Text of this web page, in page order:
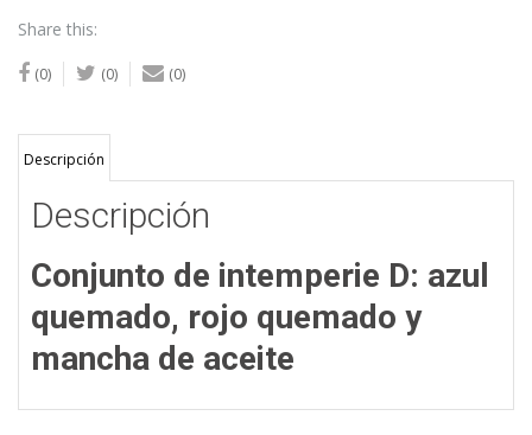
Share this:
(0) (0) (0)
Descripción
Descripción
Conjunto de intemperie D: azul
quemado, rojo quemado y
mancha de aceite